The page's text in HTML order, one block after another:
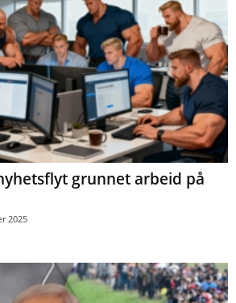
grunnet arbeid på
2025